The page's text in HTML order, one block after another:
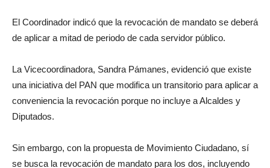
El Coordinador indicó que la revocación de mandato se deberá
de aplicar a mitad de periodo de cada servidor público.
La Vicecoordinadora, Sandra Pámanes, evidenció que existe
una iniciativa del PAN que modifica un transitorio para aplicar a
conveniencia la revocación porque no incluye a Alcaldes y
Diputados.
Sin embargo, con la propuesta de Movimiento Ciudadano, sí
se busca la revocación de mandato para los dos, incluyendo